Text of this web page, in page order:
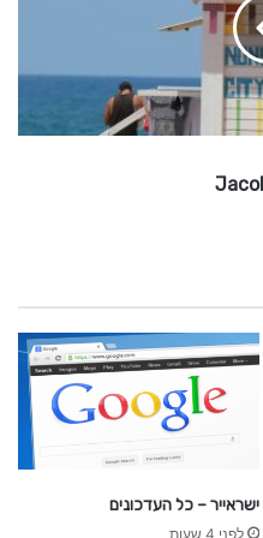
ישראייר – כל העדכונים
לפני 4 שעות